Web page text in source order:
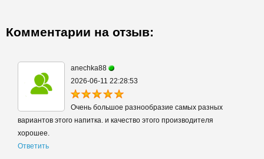
Комментарии на отзыв:
anechka88
2026-06-11 22:28:53
Очень большое разнообразие самых разных
вариантов этого напитка. и качество этого производителя
хорошее.
Ответить